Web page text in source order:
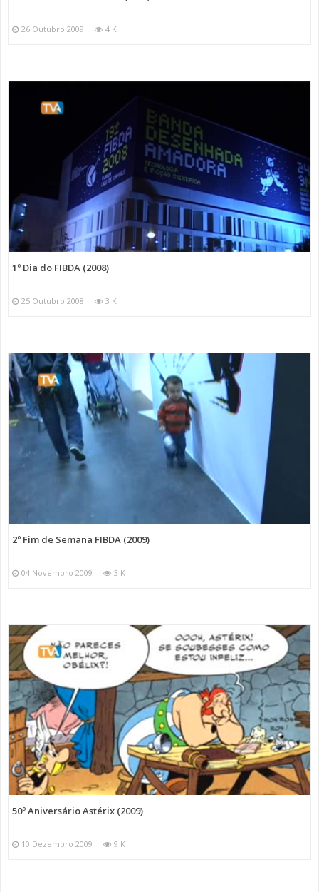
26 Outubro 2009 4 K
1º Dia do FIBDA (2008)
25 Outubro 2008 3 K
2º Fim de Semana FIBDA (2009)
04 Novembro 2009 3 K
50º Aniversário Astérix (2009)
10 Dezembro 2009 9 K